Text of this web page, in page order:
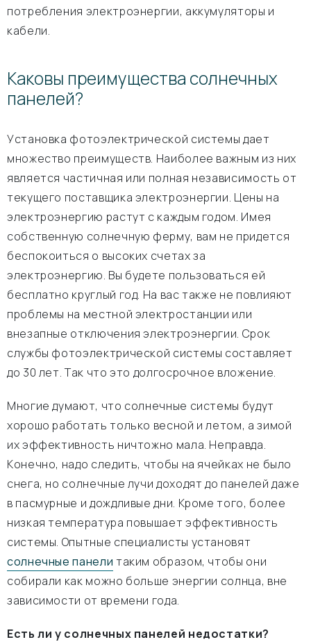
потребления электроэнергии, аккумуляторы и
кабели.
Каковы преимущества солнечных
панелей?
Установка фотоэлектрической системы дает
множество преимуществ. Наиболее важным из них
является частичная или полная независимость от
текущего поставщика электроэнергии. Цены на
электроэнергию растут с каждым годом. Имея
собственную солнечную ферму, вам не придется
беспокоиться о высоких счетах за
электроэнергию. Вы будете пользоваться ей
бесплатно круглый год. На вас также не повлияют
проблемы на местной электростанции или
внезапные отключения электроэнергии. Срок
службы фотоэлектрической системы составляет
до 30 лет. Так что это долгосрочное вложение.
Многие думают, что солнечные системы будут
хорошо работать только весной и летом, а зимой
их эффективность ничтожно мала. Неправда.
Конечно, надо следить, чтобы на ячейках не было
снега, но солнечные лучи доходят до панелей даже
в пасмурные и дождливые дни. Кроме того, более
низкая температура повышает эффективность
системы. Опытные специалисты установят
солнечные панели таким образом, чтобы они
собирали как можно больше энергии солнца, вне
зависимости от времени года.
Есть ли у солнечных панелей недостатки?